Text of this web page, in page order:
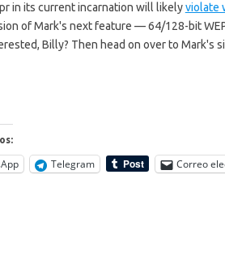
in its current incarnation will likelyviolate
of Mark's next feature — 64/128-bit
Billy? Then head on over to Mark's
Telegram Correo